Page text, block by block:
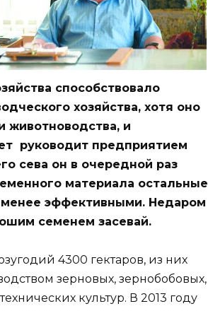
способствовало
хозяйства, хотя оно
животноводства, и
руководит предприятием
сева он в очередной раз
материала остальные
менее эффективными. Недаром
семенем засевай.
4300 гектаров, из них
зерновых, зернобобовых,
культур. В 2013 году